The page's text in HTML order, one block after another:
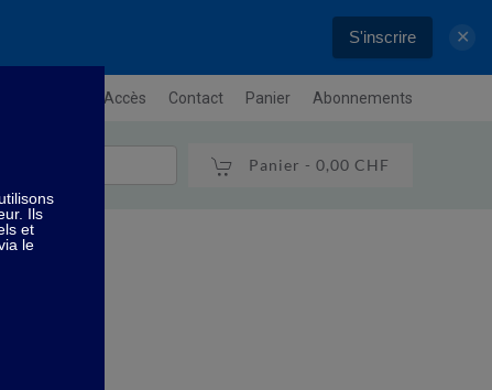
S'inscrire ✕
Plan / Accès Contact Panier Abonnements
Panier - 0,00 CHF